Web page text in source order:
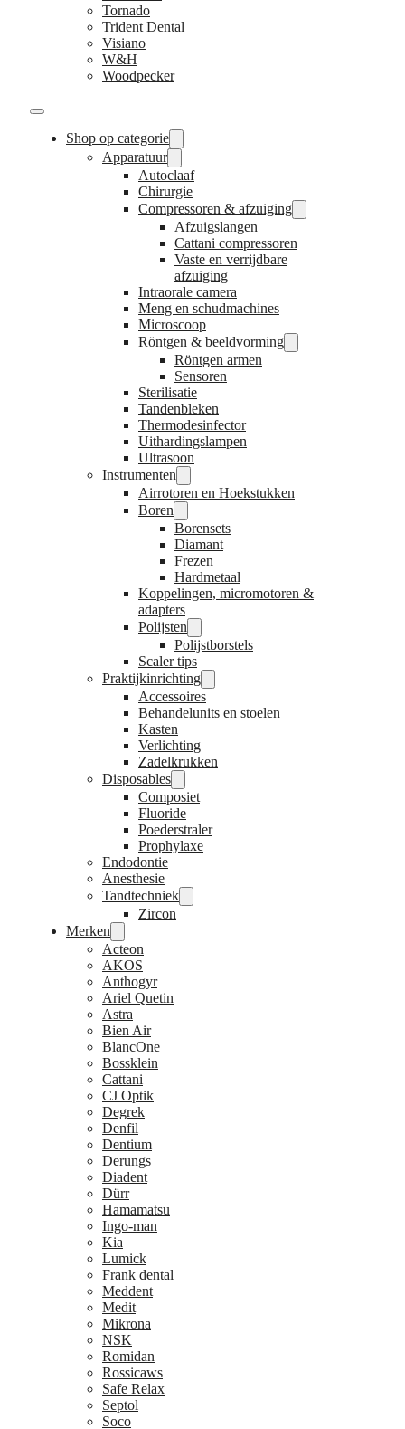
Tornado
Trident Dental
Visiano
W&H
Woodpecker
Shop op categorie
Apparatuur
Autoclaaf
Chirurgie
Compressoren & afzuiging
Afzuigslangen
Cattani compressoren
Vaste en verrijdbare
afzuiging
Intraorale camera
Meng en schudmachines
Microscoop
Röntgen & beeldvorming
Röntgen armen
Sensoren
Sterilisatie
Tandenbleken
Thermodesinfector
Uithardingslampen
Ultrasoon
Instrumenten
Airrotoren en Hoekstukken
Boren
Borensets
Diamant
Frezen
Hardmetaal
Koppelingen, micromotoren &
adapters
Polijsten
Polijstborstels
Scaler tips
Praktijkinrichting
Accessoires
Behandelunits en stoelen
Kasten
Verlichting
Zadelkrukken
Disposables
Composiet
Fluoride
Poederstraler
Prophylaxe
Endodontie
Anesthesie
Tandtechniek
Zircon
Merken
Acteon
AKOS
Anthogyr
Ariel Quetin
Astra
Bien Air
BlancOne
Bossklein
Cattani
CJ Optik
Degrek
Denfil
Dentium
Derungs
Diadent
Dürr
Hamamatsu
Ingo-man
Kia
Lumick
Frank dental
Meddent
Medit
Mikrona
NSK
Romidan
Rossicaws
Safe Relax
Septol
Soco